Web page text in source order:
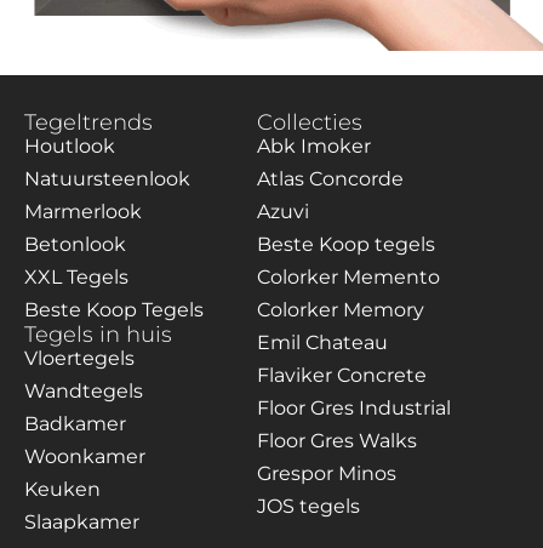
Tegeltrends
Houtlook
Natuursteenlook
Marmerlook
Betonlook
XXL Tegels
Beste Koop Tegels
Tegels in huis
Vloertegels
Wandtegels
Badkamer
Woonkamer
Keuken
Slaapkamer
Collecties
Abk Imoker
Atlas Concorde
Azuvi
Beste Koop tegels
Colorker Memento
Colorker Memory
Emil Chateau
Flaviker Concrete
Floor Gres Industrial
Floor Gres Walks
Grespor Minos
JOS tegels